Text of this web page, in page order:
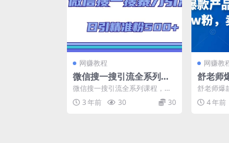
网赚教程
微信搜一搜引流全系列课
程，日引精准粉500+（8
节课）
微信搜一搜引流全系列课程，日
引精准粉500+（8节课） 课程目
录： 第一课：微信...
3 年前 30 30
网赚教
舒老师
0天涨
钱两不误
舒老师爆
粉1.5w粉
目录 1第
4 年前